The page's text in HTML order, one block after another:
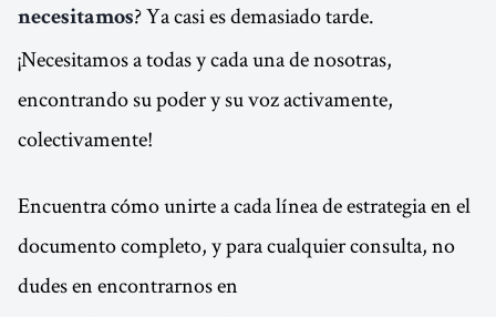
necesitamos? Ya casi es demasiado tarde.
¡Necesitamos a todas y cada una de nosotras,
encontrando su poder y su voz activamente,
colectivamente!
Encuentra cómo unirte a cada línea de estrategia en el
documento completo, y para cualquier consulta, no
dudes en encontrarnos en